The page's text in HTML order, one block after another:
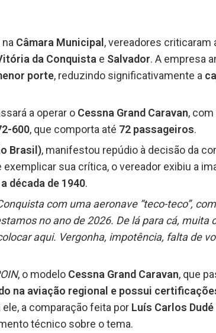
Câmara Municipal , vereadores criticaram
da Conquista e Salvador. A empresa
porte, reduzindo significativamente a
a operar o Cessna Grand Caravan,
600, que comporta até 72 passageiros.
Brasil), manifestou repúdio à decisão da
exemplicar sua crítica, o vereador exibiu a
década de 1940.
com uma aeronave “teco-teco”,
no ano de 2026. De lá para cá, muita
aqui. Vergonha, impotência, falta de
, o modelo Cessna Grand Caravan, que
na aviação regional e possui
ele, a comparação feita por Luís Carlos Dudé
técnico sobre o tema.